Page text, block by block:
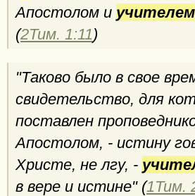
Апостолом и учителем
(2Тим. 1:11)
"Таково было в свое
свидетельство, для
поставлен
Апостолом, - истину
Христе, не лгу, -
в вере и истине" (1Тим.